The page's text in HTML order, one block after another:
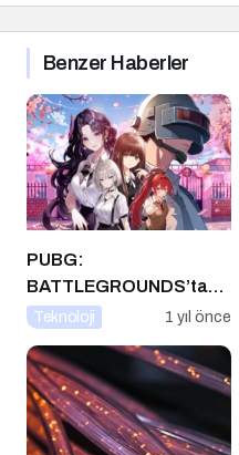
Benzer Haberler
PUBG:
BATTLEGROUNDS’tan
1 Nisan Şakası
Teknoloji 1 yıl önce